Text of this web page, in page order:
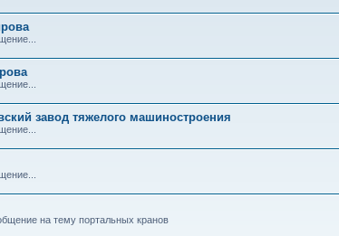
завод тяжелого машиностроения
на тему портальных кранов